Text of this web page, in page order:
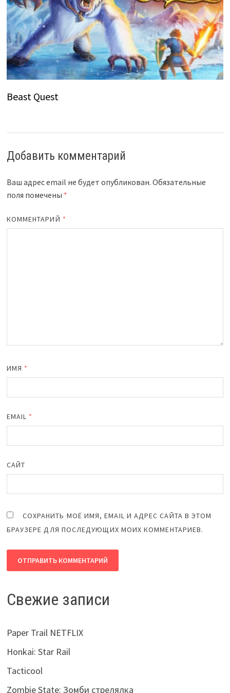
Beast Quest
Добавить комментарий
Ваш адрес email не будет опубликован. Обязательные
поля помечены *
КОММЕНТАРИЙ *
ИМЯ *
EMAIL *
САЙТ
СОХРАНИТЬ МОЁ ИМЯ, EMAIL И АДРЕС САЙТА В ЭТОМ
БРАУЗЕРЕ ДЛЯ ПОСЛЕДУЮЩИХ МОИХ КОММЕНТАРИЕВ.
Свежие записи
Paper Trail NETFLIX
Honkai: Star Rail
Tacticool
Zombie State: Зомби стрелялка